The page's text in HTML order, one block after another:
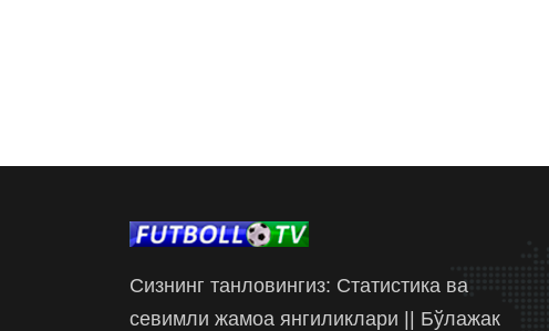
Сизнинг танловингиз: Статистика ва
севимли жамоа янгиликлари || Бўлажак